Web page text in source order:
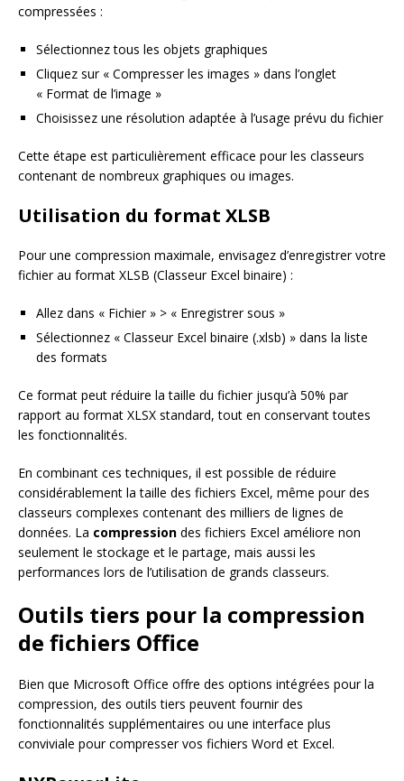
compressées :
Sélectionnez tous les objets graphiques
Cliquez sur « Compresser les images » dans l’onglet
« Format de l’image »
Choisissez une résolution adaptée à l’usage prévu du fichier
Cette étape est particulièrement efficace pour les classeurs
contenant de nombreux graphiques ou images.
Utilisation du format XLSB
Pour une compression maximale, envisagez d’enregistrer votre
fichier au format XLSB (Classeur Excel binaire) :
Allez dans « Fichier » > « Enregistrer sous »
Sélectionnez « Classeur Excel binaire (.xlsb) » dans la liste
des formats
Ce format peut réduire la taille du fichier jusqu’à 50% par
rapport au format XLSX standard, tout en conservant toutes
les fonctionnalités.
En combinant ces techniques, il est possible de réduire
considérablement la taille des fichiers Excel, même pour des
classeurs complexes contenant des milliers de lignes de
données. La compression des fichiers Excel améliore non
seulement le stockage et le partage, mais aussi les
performances lors de l’utilisation de grands classeurs.
Outils tiers pour la compression
de fichiers Office
Bien que Microsoft Office offre des options intégrées pour la
compression, des outils tiers peuvent fournir des
fonctionnalités supplémentaires ou une interface plus
conviviale pour compresser vos fichiers Word et Excel.